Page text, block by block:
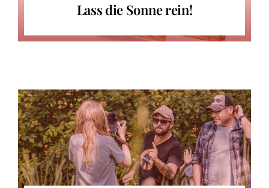
Lass die Sonne rein!